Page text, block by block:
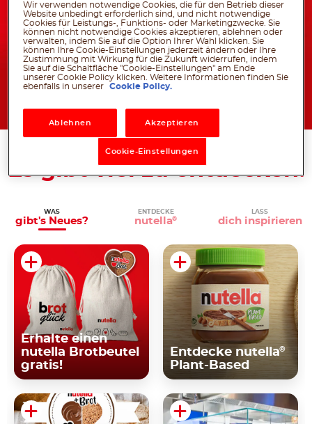
Jetzt mitmachen!
DIE WELT VON NUTELLA
Es gibt viel zu entdecken!
WAS
gibt's Neues?
ENTDECKE
nutella®
LASS
dich inspirieren
Erhalte einen
nutella Brotbeutel
gratis!
Entdecke nutella®
Plant-Based
Wir verwenden notwendige Cookies, die für den Betrieb dieser
Website unbedingt erforderlich sind, und nicht notwendige
Cookies für Leistungs-, Funktions- oder Marketingzwecke. Sie
können nicht notwendige Cookies akzeptieren, ablehnen oder
verwalten, indem Sie auf die Option Ihrer Wahl klicken. Sie
können Ihre Cookie-Einstellungen jederzeit ändern oder Ihre
Zustimmung mit Wirkung für die Zukunft widerrufen, indem
Sie auf die Schaltfläche "Cookie-Einstellungen" am Ende
unserer Cookie Policy klicken. Weitere Informationen finden Sie
ebenfalls in unserer
Cookie Policy.
Ablehnen Akzeptieren
Cookie-Einstellungen